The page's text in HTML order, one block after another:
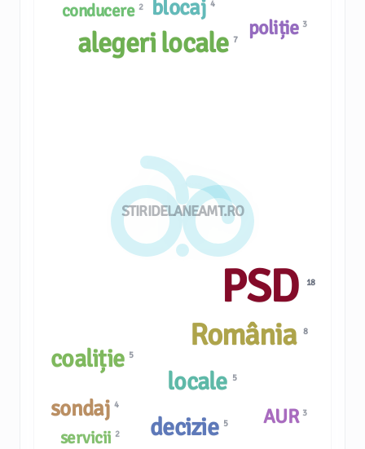
STIRIDELANEAMT.RO
poliție 3
AUR 3
conducere 2
PSD 18
servicii 2
locale 5
alegeri locale7
decizie 5
blocaj4
România 8
sondaj4
coaliție 5